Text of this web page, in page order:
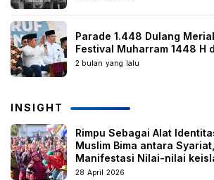
Parade 1.448 Dulang
Festival Muharram 1448 H
2 bulan yang lalu
INSIGHT
Rimpu Sebagai Alat
Muslim Bima antara
Manifestasi Nilai-nilai
28 April 2026